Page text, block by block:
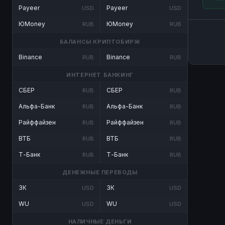
Payeer USD
ЮMoney RUB
Payeer USD
ЮMoney RUB
БАЛАНСЫ КРИПТОБИРЖ
Binance RUB Binance RUB
ИНТЕРНЕТ БАНКИНГ
СБЕР RUB
Альфа-Банк RUB
Райффайзен RUB
ВТБ RUB
Т-Банк RUB
СБЕР RUB
Альфа-Банк RUB
Райффайзен RUB
ВТБ RUB
Т-Банк RUB
ДЕНЕЖНЫЕ ПЕРЕВОДЫ
ЗК USD
WU USD
ЗК USD
WU USD
НАЛИЧНЫЕ ДЕНЬГИ